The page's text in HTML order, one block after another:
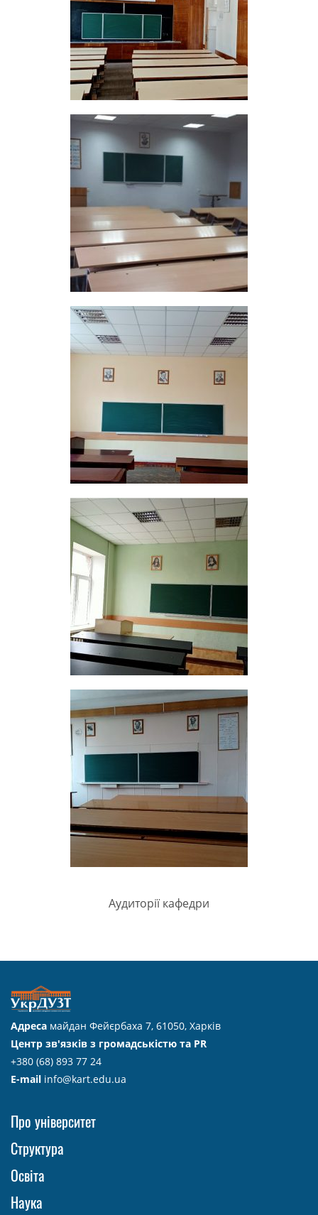
Аудиторії кафедри
Адреса майдан Фейєрбаха 7, 61050, Харків
Центр зв'язків з громадськістю та PR
+380 (68) 893 77 24
E-mail info@kart.edu.ua
Про університет
Структура
Освіта
Наука